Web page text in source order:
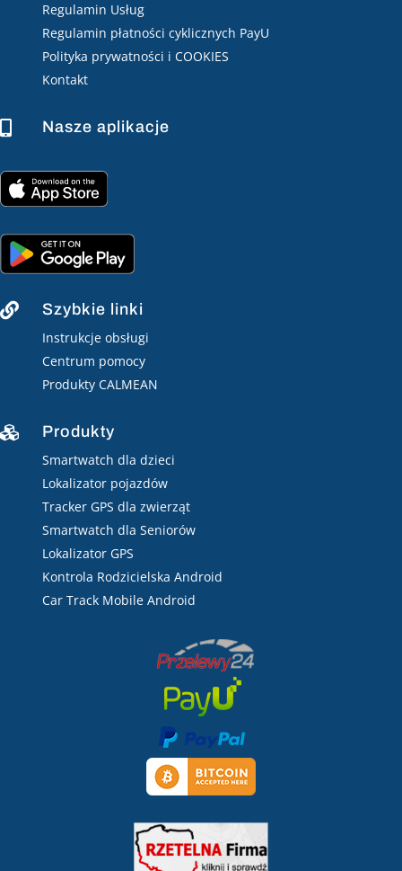
Regulamin Usług
Regulamin płatności cyklicznych PayU
Polityka prywatności i COOKIES
Kontakt
 Nasze aplikacje
 Szybkie linki
Instrukcje obsługi
Centrum pomocy
Produkty CALMEAN
 Produkty
Smartwatch dla dzieci
Lokalizator pojazdów
Tracker GPS dla zwierząt
Smartwatch dla Seniorów
Lokalizator GPS
Kontrola Rodzicielska Android
Car Track Mobile Android